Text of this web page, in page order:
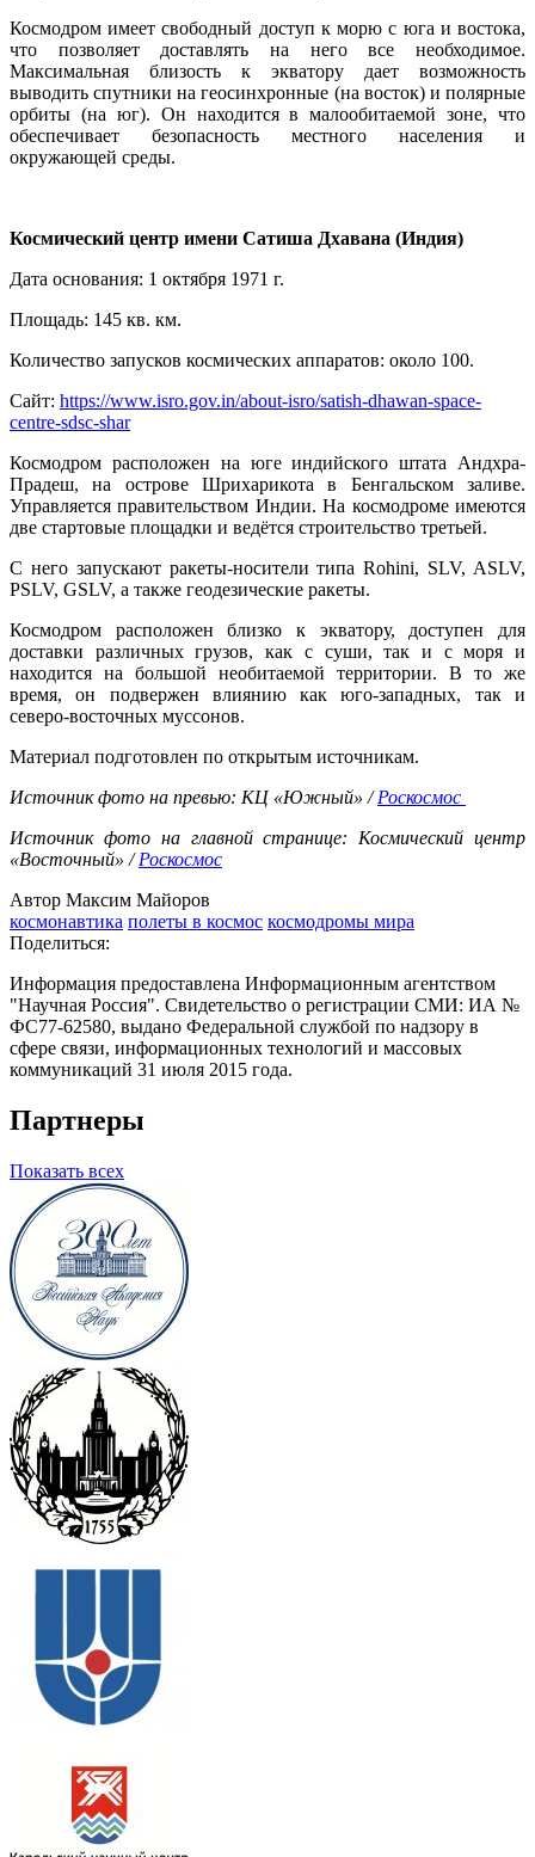
Космодром имеет свободный доступ к морю с юга и востока,
что позволяет доставлять на него все необходимое.
Максимальная близость к экватору дает возможность
выводить спутники на геосинхронные (на восток) и полярные
орбиты (на юг). Он находится в малообитаемой зоне, что
обеспечивает безопасность местного населения и
окружающей среды.
Космический центр имени Сатиша Дхавана (Индия)
Дата основания: 1 октября 1971 г.
Площадь: 145 кв. км.
Количество запусков космических аппаратов: около 100.
Сайт: https://www.isro.gov.in/about-isro/satish-dhawan-space-
centre-sdsc-shar
Космодром расположен на юге индийского штата Андхра-
Прадеш, на острове Шрихарикота в Бенгальском заливе.
Управляется правительством Индии. На космодроме имеются
две стартовые площадки и ведётся строительство третьей.
С него запускают ракеты-носители типа Rohini, SLV, ASLV,
PSLV, GSLV, а также геодезические ракеты.
Космодром расположен близко к экватору, доступен для
доставки различных грузов, как с суши, так и с моря и
находится на большой необитаемой территории. В то же
время, он подвержен влиянию как юго-западных, так и
северо-восточных муссонов.
Материал подготовлен по открытым источникам.
Источник фото на превью: КЦ «Южный» /Роскосмос
Источник фото на главной странице: Космический центр
«Восточный» /Роскосмос
Автор Максим Майоров
космонавтика полеты в космос космодромы мира
Поделиться:
Информация предоставлена Информационным агентством
"Научная Россия". Свидетельство о регистрации СМИ: ИА №
ФС77-62580, выдано Федеральной службой по надзору в
сфере связи, информационных технологий и массовых
коммуникаций 31 июля 2015 года.
Партнеры
Показать всех